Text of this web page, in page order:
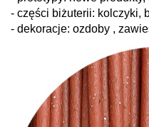
- części biżuterii: kolczyki,
- dekoracje: ozdoby ,